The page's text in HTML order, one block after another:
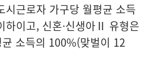
근로자 가구당 월평균 소득
이고, 신혼·신생아Ⅱ 유형은
소득의 100%(맞벌이 12